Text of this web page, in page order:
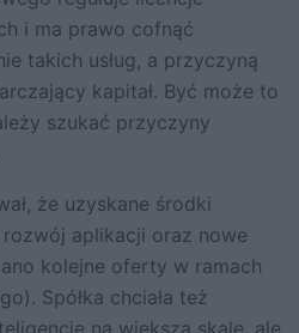
i ma prawo cofnąć
takich usług, a przyczyną
kapitał. Być może to
szukać przyczyny
że uzyskane środki
aplikacji oraz nowe
kolejne oferty w ramach
Spółka chciała też
na większą skalę, ale